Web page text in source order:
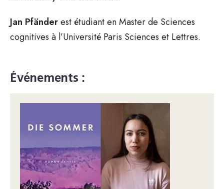
Jan Pfänderest étudiant en Master de Sciences
cognitives à l’Université Paris Sciences et Lettres.
Événements :